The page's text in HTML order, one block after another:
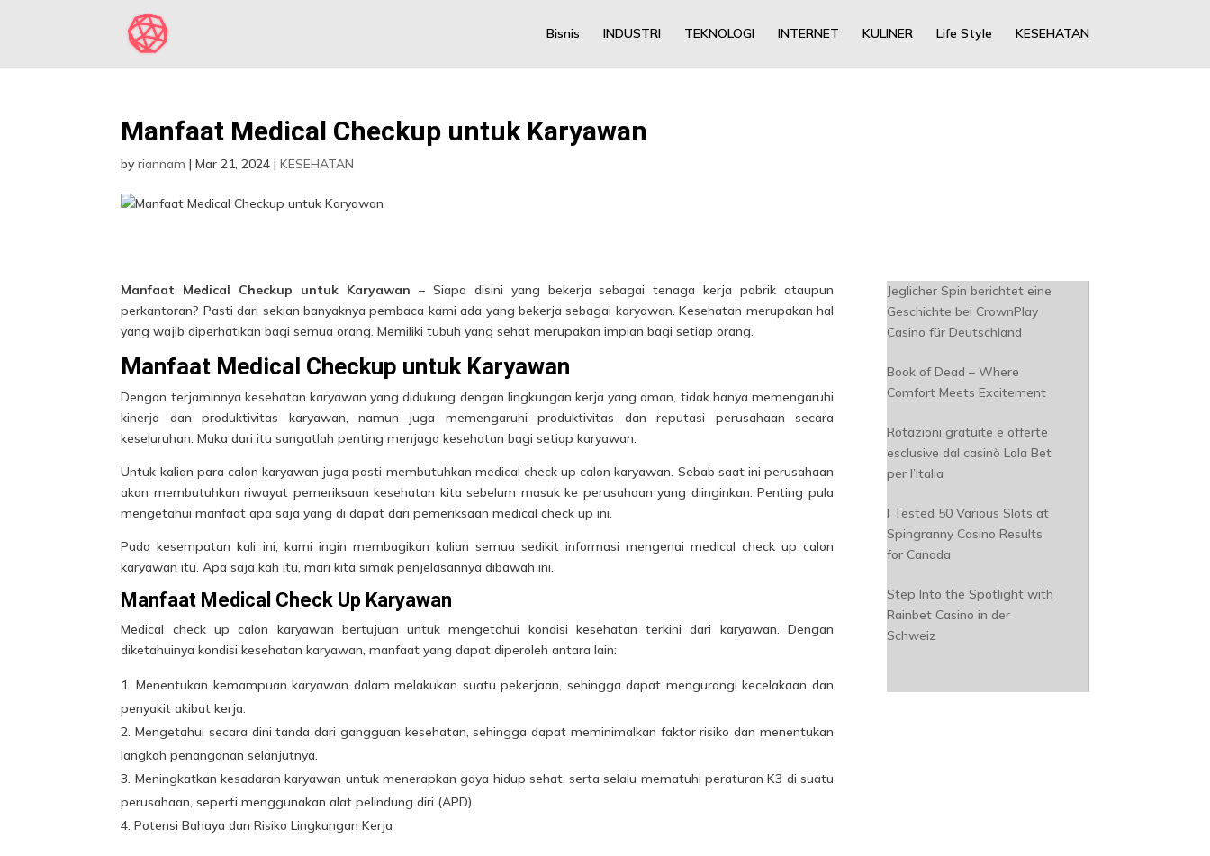
Bisnis INDUSTRI TEKNOLOGI INTERNET KULINER Life Style KESEHATAN
Manfaat Medical Checkup untuk Karyawan
byriannam |Mar 21, 2024 |KESEHATAN
Manfaat Medical Checkup untuk Karyawan – Siapa disini yang bekerja sebagai tenaga kerja pabrik ataupun
perkantoran? Pasti dari sekian banyaknya pembaca kami ada yang bekerja sebagai karyawan. Kesehatan merupakan hal
yang wajib diperhatikan bagi semua orang. Memiliki tubuh yang sehat merupakan impian bagi setiap orang.
Manfaat Medical Checkup untuk Karyawan
Dengan terjaminnya kesehatan karyawan yang didukung dengan lingkungan kerja yang aman, tidak hanya memengaruhi
kinerja dan produktivitas karyawan, namun juga memengaruhi produktivitas dan reputasi perusahaan secara
keseluruhan. Maka dari itu sangatlah penting menjaga kesehatan bagi setiap karyawan.
Untuk kalian para calon karyawan juga pasti membutuhkan medical check up calon karyawan. Sebab saat ini perusahaan
akan membutuhkan riwayat pemeriksaan kesehatan kita sebelum masuk ke perusahaan yang diinginkan. Penting pula
mengetahui manfaat apa saja yang di dapat dari pemeriksaan medical check up ini.
Pada kesempatan kali ini, kami ingin membagikan kalian semua sedikit informasi mengenai medical check up calon
karyawan itu. Apa saja kah itu, mari kita simak penjelasannya dibawah ini.
Manfaat Medical Check Up Karyawan
Medical check up calon karyawan bertujuan untuk mengetahui kondisi kesehatan terkini dari karyawan. Dengan
diketahuinya kondisi kesehatan karyawan, manfaat yang dapat diperoleh antara lain:
Menentukan kemampuan karyawan dalam melakukan suatu pekerjaan, sehingga dapat mengurangi kecelakaan dan
penyakit akibat kerja.
Mengetahui secara dini tanda dari gangguan kesehatan, sehingga dapat meminimalkan faktor risiko dan menentukan
langkah penanganan selanjutnya.
Meningkatkan kesadaran karyawan untuk menerapkan gaya hidup sehat, serta selalu mematuhi peraturan K3 di suatu
perusahaan, seperti menggunakan alat pelindung diri (APD).
Potensi Bahaya dan Risiko Lingkungan Kerja
Jeglicher Spin berichtet eine
Geschichte bei CrownPlay
Casino für Deutschland
Book of Dead – Where
Comfort Meets Excitement
Rotazioni gratuite e offerte
esclusive dal casinò Lala Bet
per l’Italia
I Tested 50 Various Slots at
Spingranny Casino Results
for Canada
Step Into the Spotlight with
Rainbet Casino in der
Schweiz